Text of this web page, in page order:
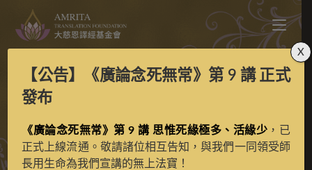
> 典藏館 > 合作畫師
【公告】 《廣論念死無常》第 9 講正式
發布
《廣論念死無常》第 9 講 思惟死緣極多、活緣少 ，已
正式上線流通。敬請諸位相互告知，與我們一同領受師
長用生命為我們宣講的無上法寶！
X